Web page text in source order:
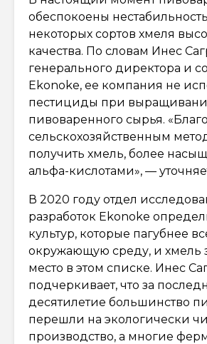
обеспокоены
некоторых сортов хмеля
качества. По словам Инес
генерального директора и
Ekonoke, ее компания не
пестициды при
пивоваренного сырья.
сельскохозяйственным
получить хмель, более
альфа-кислотами», —
В 2020 году отдел
разработок Ekonoke
культур, которые пагубнее
окружающую среду, и хмель
место в этом списке. Инес
подчеркивает, что за
десятилетие большинство
перешли на экологически
производство, а многие